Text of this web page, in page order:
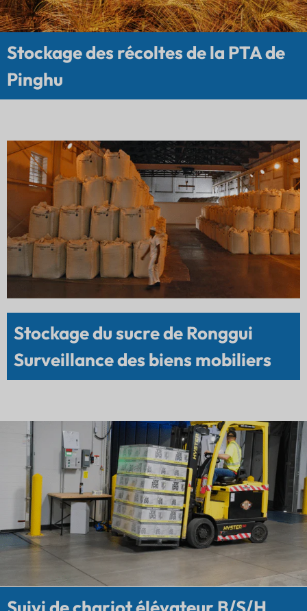
Stockage des récoltes de la PTA de
Pinghu
Stockage du sucre de Ronggui
Surveillance des biens mobiliers